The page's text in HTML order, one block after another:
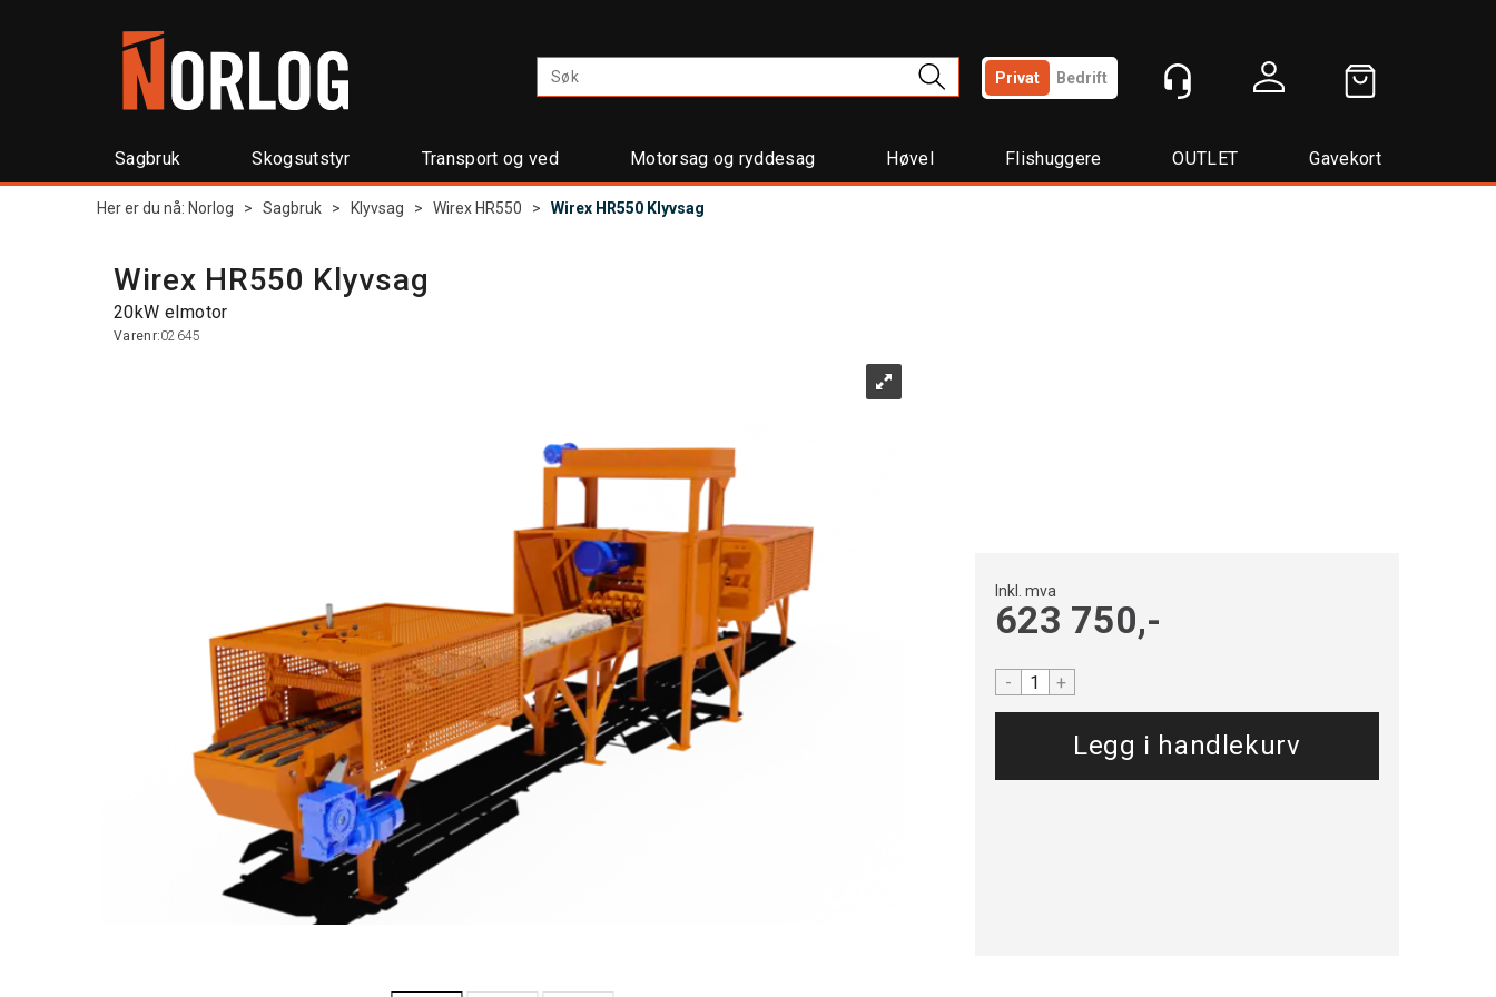
Privat Bedrift
Sagbruk Skogsutstyr Transport og ved Motorsag og ryddesag Høvel Flishuggere OUTLET Gavekort
Her er du nå: Norlog > Sagbruk > Klyvsag > Wirex HR550 > Wirex HR550 Klyvsag
Wirex HR550 Klyvsag
20kW elmotor
Varenr:02645
Inkl. mva
623 750,-
- +